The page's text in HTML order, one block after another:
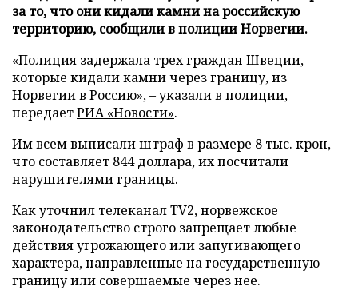
за то, что они кидали камни на российскую
территорию, сообщили в полиции Норвегии.
«Полиция задержала трех граждан Швеции,
которые кидали камни через границу, из
Норвегии в Россию», – указали в полиции,
передаетРИА «Новости».
Им всем выписали штраф в размере 8 тыс. крон,
что составляет 844 доллара, их посчитали
нарушителями границы.
Как уточнил телеканал TV2, норвежское
законодательство строго запрещает любые
действия угрожающего или запугивающего
характера, направленные на государственную
границу или совершаемые через нее.